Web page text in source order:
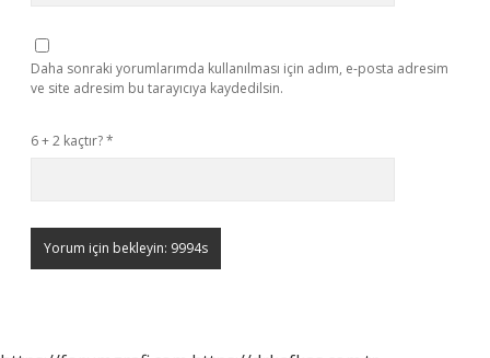
Daha sonraki yorumlarımda kullanılması için adım, e-posta adresim
ve site adresim bu tarayıcıya kaydedilsin.
6 + 2 kaçtır?*